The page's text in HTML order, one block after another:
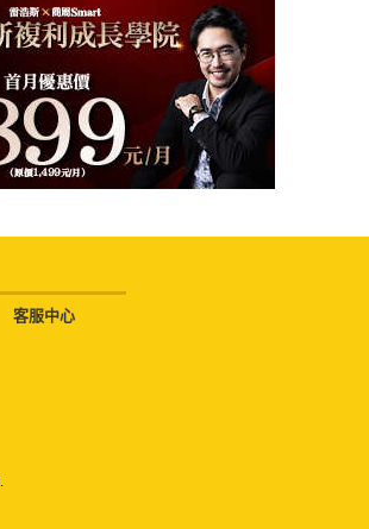
客服中心